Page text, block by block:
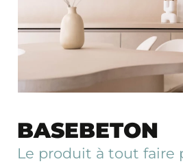
BASEBETON
Le produit à tout faire